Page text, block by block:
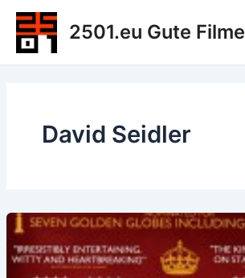
Zum
Inhalt
springen
2501.eu Gute Filme
David Seidler